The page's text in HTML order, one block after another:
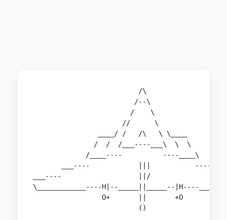
____/
/  /  /
/____----
___----
___----                   ||/
\____________----H|--
O+